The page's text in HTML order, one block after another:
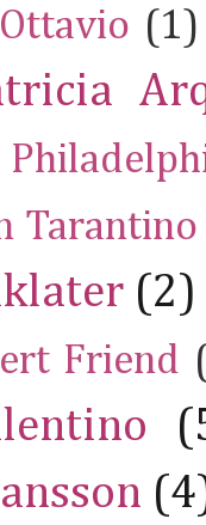
Ottavio (1)
Tarantino
(2)
Friend